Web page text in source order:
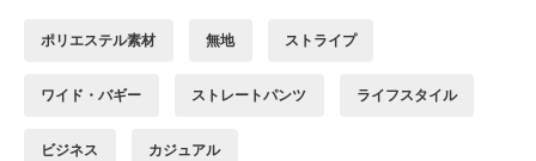
ポリエステル素材 無地 ストライプ
ワイド・バギー ストレートパンツ ライフスタイル
ビジネス カジュアル